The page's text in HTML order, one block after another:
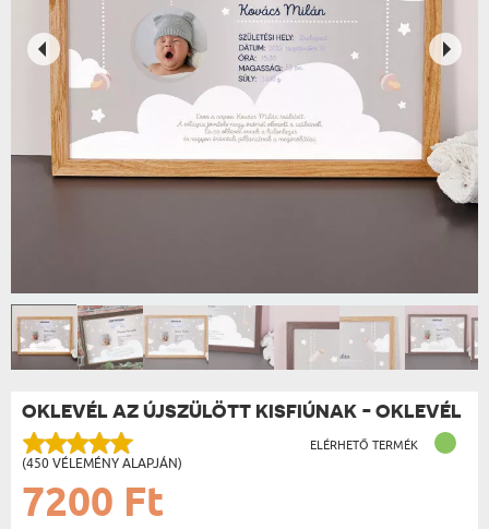
OKLEVÉL AZ ÚJSZÜLÖTT KISFIÚNAK - OKLEVÉL
(450 VÉLEMÉNY ALAPJÁN)
ELÉRHETŐ TERMÉK
7200 Ft